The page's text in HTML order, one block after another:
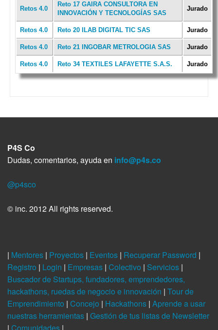
Retos 4.0
Reto 17 GAIRA CONSULTORA EN
INNOVACIÓN Y TECNOLOGÍAS SAS
Jurado
Retos 4.0 Reto 20 ILAB DIGITAL TIC SAS Jurado
Retos 4.0 Reto 21 INGOBAR METROLOGIA SAS Jurado
Retos 4.0 Reto 34 TEXTILES LAFAYETTE S.A.S. Jurado
P4S Co
Dudas, comentarios, ayuda en info@p4s.co
@p4sco
© inc. 2012 All rights reserved.
| Mentores | Proyectos | Eventos | Recuperar Password |
Registro | Login | Empresas | Colectivo | Servicios |
Buscador de Startups, fundadores, emprendedores,
hackathons, ruedas de negocio e innovación | Tour de
Emprendimiento | Concejo | Hackathons | Aprende a usar
nuestras herramientas | Gestión de tus listas de Newsletter